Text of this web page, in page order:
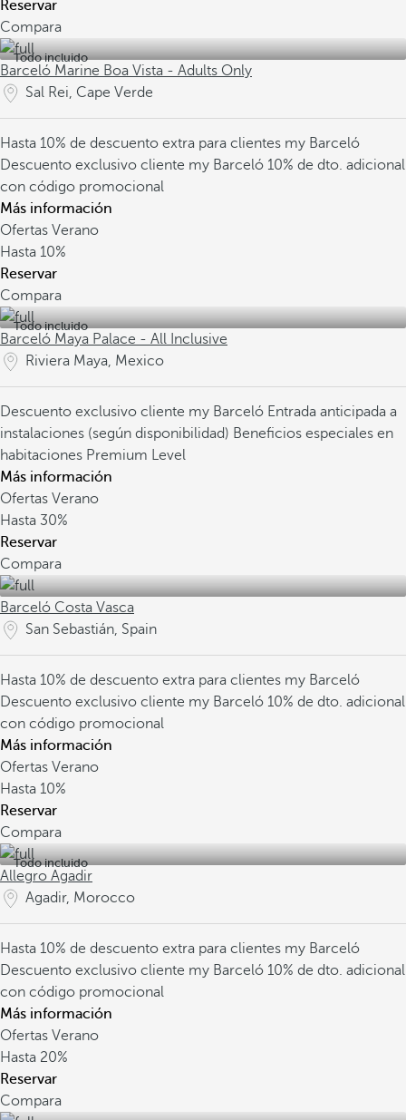
Reservar
Compara
Todo incluido
Barceló Marine Boa Vista - Adults Only
Sal Rei, Cape Verde
Hasta 10% de descuento extra para clientes my Barceló
Descuento exclusivo cliente my Barceló 10% de dto. adicional
con código promocional
Más información
Ofertas Verano
Hasta 10%
Reservar
Compara
Todo incluido
Barceló Maya Palace - All Inclusive
Riviera Maya, Mexico
Descuento exclusivo cliente my Barceló Entrada anticipada a
instalaciones (según disponibilidad) Beneficios especiales en
habitaciones Premium Level
Más información
Ofertas Verano
Hasta 30%
Reservar
Compara
Barceló Costa Vasca
San Sebastián, Spain
Hasta 10% de descuento extra para clientes my Barceló
Descuento exclusivo cliente my Barceló 10% de dto. adicional
con código promocional
Más información
Ofertas Verano
Hasta 10%
Reservar
Compara
Todo incluido
Allegro Agadir
Agadir, Morocco
Hasta 10% de descuento extra para clientes my Barceló
Descuento exclusivo cliente my Barceló 10% de dto. adicional
con código promocional
Más información
Ofertas Verano
Hasta 20%
Reservar
Compara